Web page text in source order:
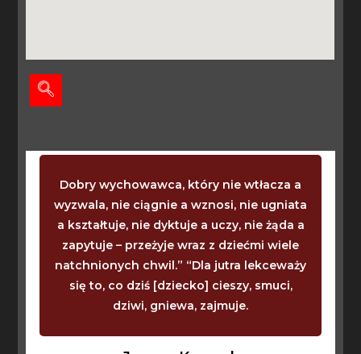
Dobry wychowawca, który nie wtłacza a
wyzwala, nie ciągnie a wznosi, nie ugniata
a kształtuje, nie dyktuje a uczy, nie żąda a
zapytuje – przeżyje wraz z dziećmi wiele
natchnionych chwil.” “Dla jutra lekceważy
się to, co dziś [dziecko] cieszy, smuci,
dziwi, gniewa, zajmuje.